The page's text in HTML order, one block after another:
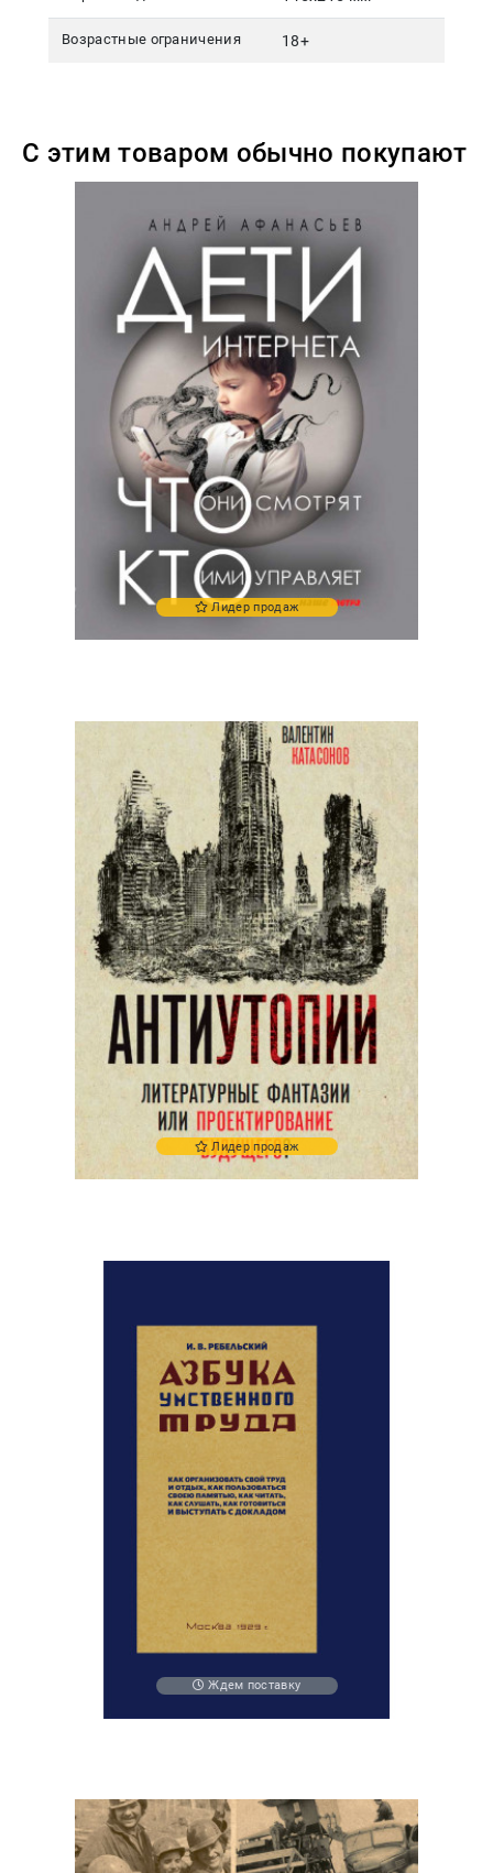
Возрастные ограничения 18+
С этим товаром обычно покупают
Лидер продаж
Лидер продаж
Ждем поставку